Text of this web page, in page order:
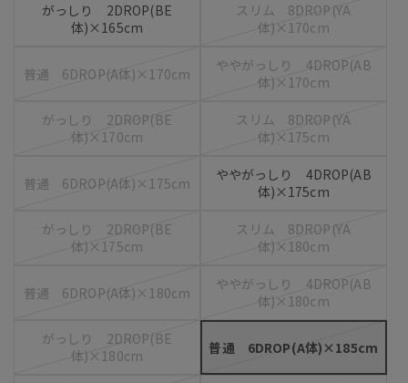
がっしり 2DROP(BE
体)×165cm
スリム 8DROP(YA
体)×170cm
普通 6DROP(A体)×170cm
ややがっしり 4DROP(AB
体)×170cm
がっしり 2DROP(BE
体)×170cm
スリム 8DROP(YA
体)×175cm
普通 6DROP(A体)×175cm
ややがっしり 4DROP(AB
体)×175cm
がっしり 2DROP(BE
体)×175cm
スリム 8DROP(YA
体)×180cm
普通 6DROP(A体)×180cm
ややがっしり 4DROP(AB
体)×180cm
がっしり 2DROP(BE
体)×180cm
普通 6DROP(A体)×185cm